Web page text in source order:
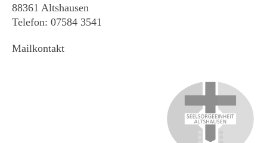
88361 Altshausen
Telefon: 07584 3541
Mailkontakt